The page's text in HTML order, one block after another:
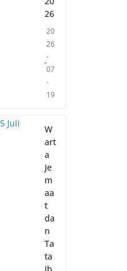
26
20
26
-
07
-
19
W
art
a
Je
m
aa
t
da
n
Ta
ta